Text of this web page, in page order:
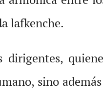
lafkenche.
sino